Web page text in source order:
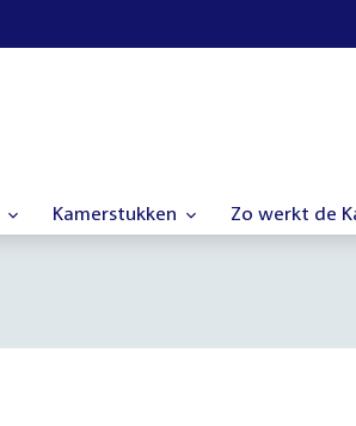
Kamerstukken Zo werkt de